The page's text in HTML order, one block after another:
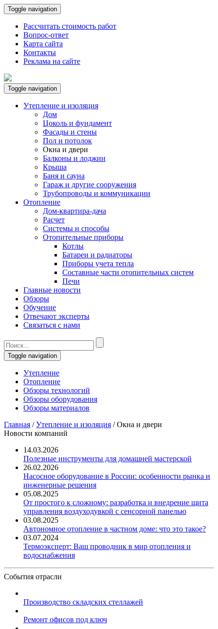
Toggle navigation
Рассчитать стоимость работ
Вопрос-ответ
Карта сайта
Контакты
Реклама на сайте
Toggle navigation
Утепление и изоляция
Дом
Цоколь и фундамент
Фасады и стены
Пол и потолок
Окна и двери
Балконы и лоджии
Крыша
Баня и сауна
Гараж и другие сооружения
Трубопроводы и коммуникации
Отопление
Дом-квартира-дача
Расчет
Системы и способы
Отопительные приборы
Котлы
Батареи и радиаторы
Приборы учета тепла
Составные части отопительных систем
Печи
Главные новости
Обзоры
Обучение
Отвечают эксперты
Связаться с нами
Toggle navigation
Утепление
Отопление
Обзоры технологий
Обзоры оборудования
Обзоры материалов
Главная /Утепление и изоляция /Окна и двери
Новости компаний
14.03.2026
Полезные инструменты для домашней мастерской
26.02.2026
Насосное оборудование в России: особенности рынка и
инженерные решения
05.08.2025
От простого к сложному: разработка и внедрение щита
управления воздуходувкой с сенсорной панелью
03.08.2025
Автономное отопление в частном доме: что это такое?
03.07.2024
Термоэксперт: Ваш проводник в мир отопления и
водоснабжения
События отрасли
Производство складских стеллажей
Ремонт офисов под ключ